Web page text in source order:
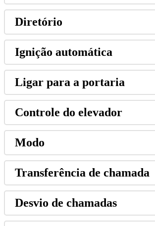
Diretório
Ignição automática
Ligar para a portaria
Controle do elevador
Modo
Transferência de chamada
Desvio de chamadas